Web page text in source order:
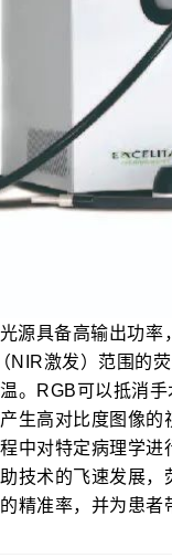
源具备高输出功
激发）范围的荧
。
RGB可以抵消
生高对比度图像的
中对特定病理学进
技术的飞速发展
精准率，并为患者